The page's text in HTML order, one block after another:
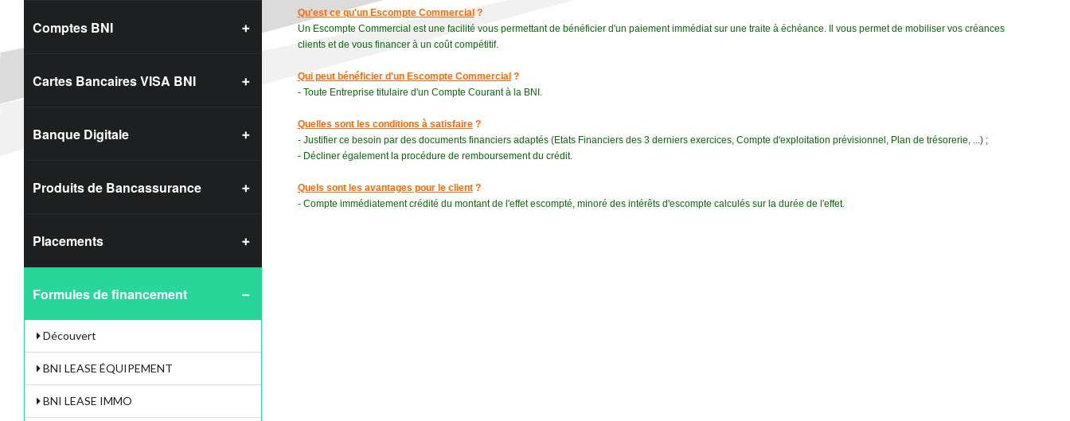
Comptes BNI
Cartes Bancaires VISA BNI
Banque Digitale
Produits de Bancassurance
Placements
Formules de financement
Découvert
BNI LEASE ÉQUIPEMENT
BNI LEASE IMMO
Qu'est ce qu'un Escompte Commercial ?
Un Escompte Commercial est une facilité vous permettant de bénéficier d'un paiement immédiat sur une traite à échéance. Il vous permet de mobiliser vos créances
clients et de vous financer à un coût compétitif.
Qui peut bénéficier d'un Escompte Commercial ?
- Toute Entreprise titulaire d'un Compte Courant à la BNI.
Quelles sont les conditions à satisfaire?
- Justifier ce besoin par des documents financiers adaptés (Etats Financiers des 3 derniers exercices, Compte d'exploitation prévisionnel, Plan de trésorerie, ...) ;
- Décliner également la procédure de remboursement du crédit.
Quels sont les avantages pour le client?
- Compte immédiatement crédité du montant de l'effet escompté, minoré des intérêts d'escompte calculés sur la durée de l'effet.